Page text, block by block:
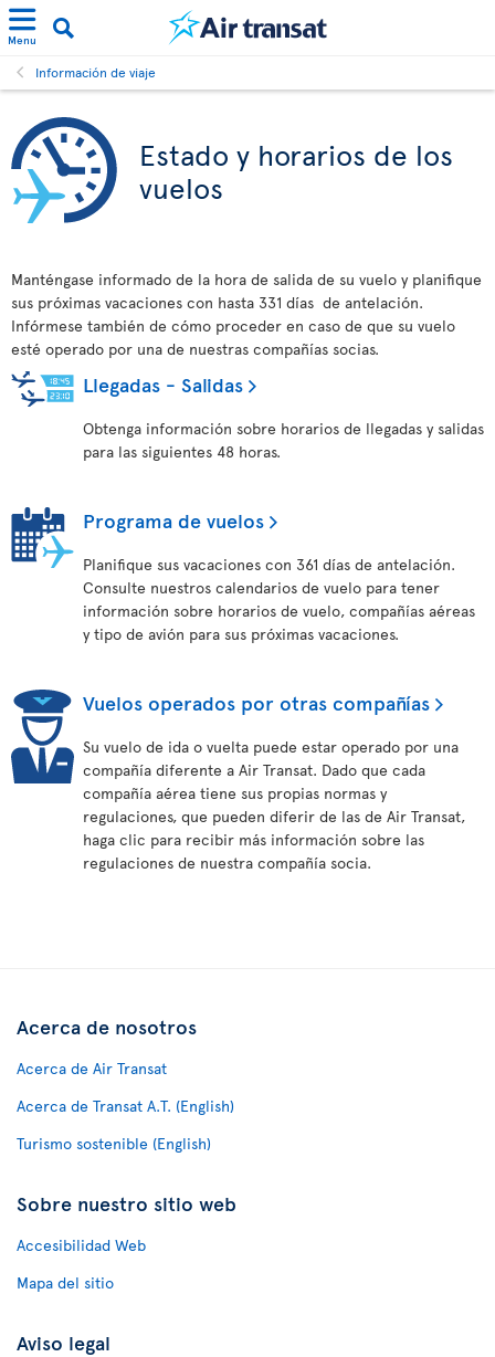
Menu
Información de viaje
Estado y horarios de los
vuelos
Manténgase informado de la hora de salida de su vuelo y planifique
sus próximas vacaciones con hasta 331 días de antelación.
Infórmese también de cómo proceder en caso de que su vuelo
esté operado por una de nuestras compañías socias.
Llegadas - Salidas
Obtenga información sobre horarios de llegadas y salidas
para las siguientes 48 horas.
Programa de vuelos
Planifique sus vacaciones con 361 días de antelación.
Consulte nuestros calendarios de vuelo para tener
información sobre horarios de vuelo, compañías aéreas
y tipo de avión para sus próximas vacaciones.
Vuelos operados por otras compañías
Su vuelo de ida o vuelta puede estar operado por una
compañía diferente a Air Transat. Dado que cada
compañía aérea tiene sus propias normas y
regulaciones, que pueden diferir de las de Air Transat,
haga clic para recibir más información sobre las
regulaciones de nuestra compañía socia.
Acerca de nosotros
Acerca de Air Transat
Acerca de Transat A.T. (English)
Turismo sostenible (English)
Sobre nuestro sitio web
Accesibilidad Web
Mapa del sitio
Aviso legal